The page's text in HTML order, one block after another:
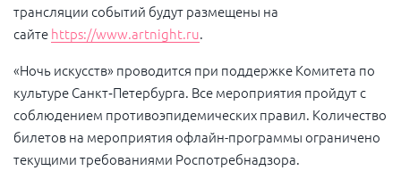
трансляции событий будут размещены на
сайтеhttps://www.artnight.ru.
«Ночь искусств» проводится при поддержке Комитета по
культуре Санкт‑Петербурга. Все мероприятия пройдут с
соблюдением противоэпидемических правил. Количество
билетов на мероприятия офлайн-программы ограничено
текущими требованиями Роспотребнадзора.